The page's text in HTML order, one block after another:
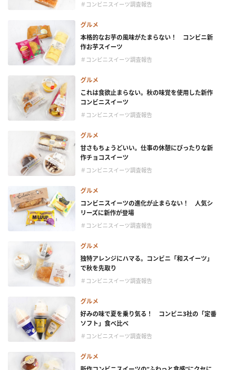
＃コンビニスイーツ調査報告
グルメ
本格的なお芋の風味がたまらない！ コンビニ新
作お芋スイーツ
＃コンビニスイーツ調査報告
グルメ
これは食欲止まらない。秋の味覚を使用した新作
コンビニスイーツ
＃コンビニスイーツ調査報告
グルメ
甘さもちょうどいい。仕事の休憩にぴったりな新
作チョコスイーツ
＃コンビニスイーツ調査報告
グルメ
コンビニスイーツの進化が止まらない！ 人気シ
リーズに新作が登場
＃コンビニスイーツ調査報告
グルメ
独特アレンジにハマる。コンビニ「和スイーツ」
で秋を先取り
＃コンビニスイーツ調査報告
グルメ
好みの味で夏を乗り気る！ コンビニ3社の「定番
ソフト」食べ比べ
＃コンビニスイーツ調査報告
グルメ